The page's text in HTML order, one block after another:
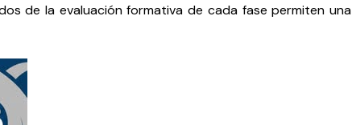
de la evaluación formativa de cada fase permiten una